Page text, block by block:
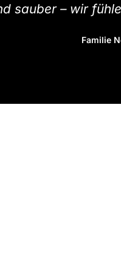
sauber – wir
Familie